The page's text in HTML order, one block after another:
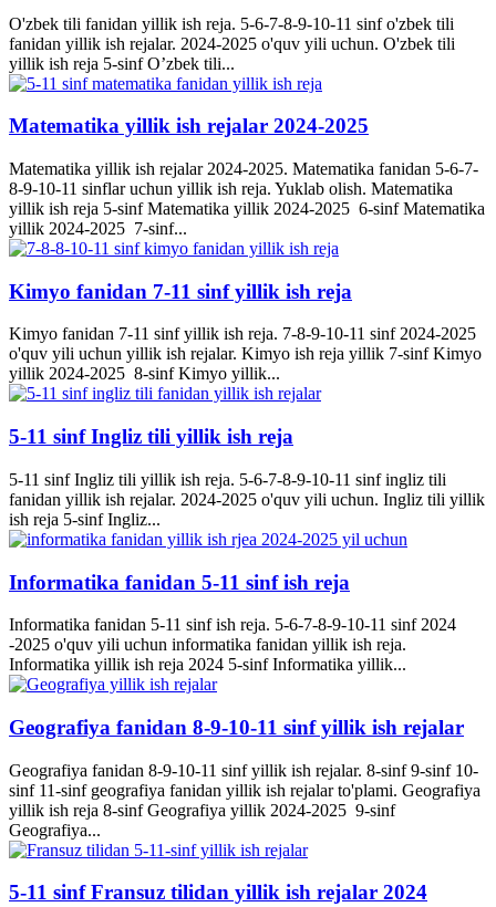
O'zbek tili fanidan yillik ish reja. 5-6-7-8-9-10-11 sinf o'zbek tili
fanidan yillik ish rejalar. 2024-2025 o'quv yili uchun. O'zbek tili
yillik ish reja 5-sinf O’zbek tili...
Matematika yillik ish rejalar 2024-2025
Matematika yillik ish rejalar 2024-2025. Matematika fanidan 5-6-7-
8-9-10-11 sinflar uchun yillik ish reja. Yuklab olish. Matematika
yillik ish reja 5-sinf Matematika yillik 2024-2025 6-sinf Matematika
yillik 2024-2025 7-sinf...
Kimyo fanidan 7-11 sinf yillik ish reja
Kimyo fanidan 7-11 sinf yillik ish reja. 7-8-9-10-11 sinf 2024-2025
o'quv yili uchun yillik ish rejalar. Kimyo ish reja yillik 7-sinf Kimyo
yillik 2024-2025 8-sinf Kimyo yillik...
5-11 sinf Ingliz tili yillik ish reja
5-11 sinf Ingliz tili yillik ish reja. 5-6-7-8-9-10-11 sinf ingliz tili
fanidan yillik ish rejalar. 2024-2025 o'quv yili uchun. Ingliz tili yillik
ish reja 5-sinf Ingliz...
Informatika fanidan 5-11 sinf ish reja
Informatika fanidan 5-11 sinf ish reja. 5-6-7-8-9-10-11 sinf 2024
-2025 o'quv yili uchun informatika fanidan yillik ish reja.
Informatika yillik ish reja 2024 5-sinf Informatika yillik...
Geografiya fanidan 8-9-10-11 sinf yillik ish rejalar
Geografiya fanidan 8-9-10-11 sinf yillik ish rejalar. 8-sinf 9-sinf 10-
sinf 11-sinf geografiya fanidan yillik ish rejalar to'plami. Geografiya
yillik ish reja 8-sinf Geografiya yillik 2024-2025 9-sinf
Geografiya...
5-11 sinf Fransuz tilidan yillik ish rejalar 2024